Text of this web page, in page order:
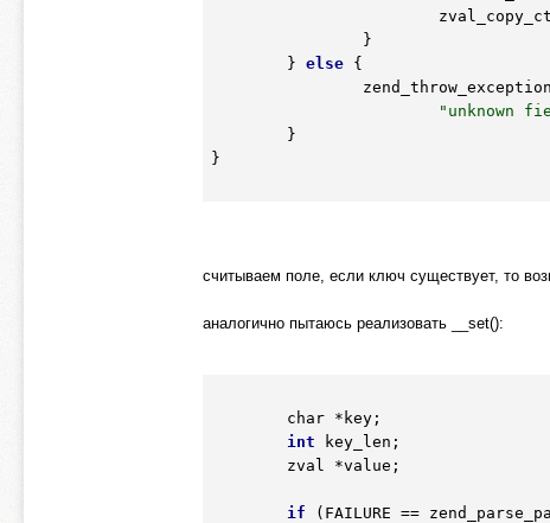
	}
else {
"unknown
}
считываем поле, если ключ существует, то
аналогично пытаюсь реализовать __set():
        char
*key;
int key_len;
	zval
*value ;
if (FAILURE ==